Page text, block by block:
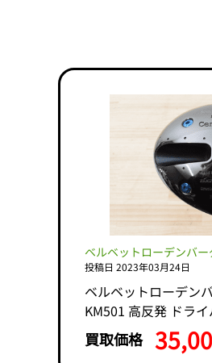
ベルベットローデンバー
投稿日 2023年03月24日
ベルベットローデン
KM501 高反発 ドライ
買取価格